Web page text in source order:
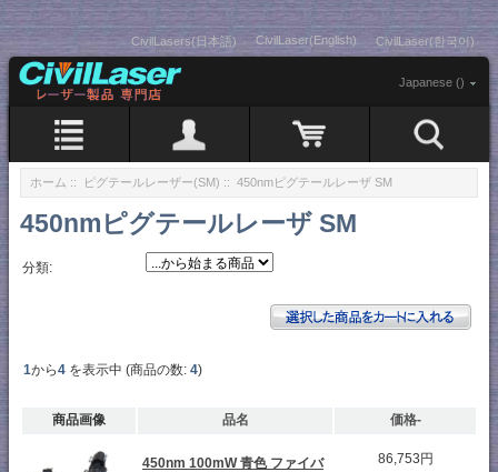
CivilLasers(日本語) CivilLaser(English) CivilLaser(한국어)
Japanese ()
ホーム :: ピグテールレーザー(SM) :: 450nmピグテールレーザ SM
450nmピグテールレーザ SM
分類:
1から4 を表示中 (商品の数: 4)
商品画像 品名 価格-
450nm 100mW 青色 ファイバ
86,753円